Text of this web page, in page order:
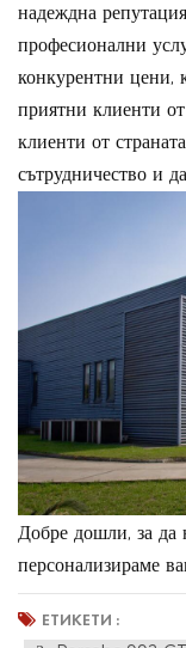
надеждна
професионални
конкурентни цени,
приятни клиенти
клиенти от
сътрудничество и
Добре дошли, за да
персонализираме
ЕТИКЕТИ :